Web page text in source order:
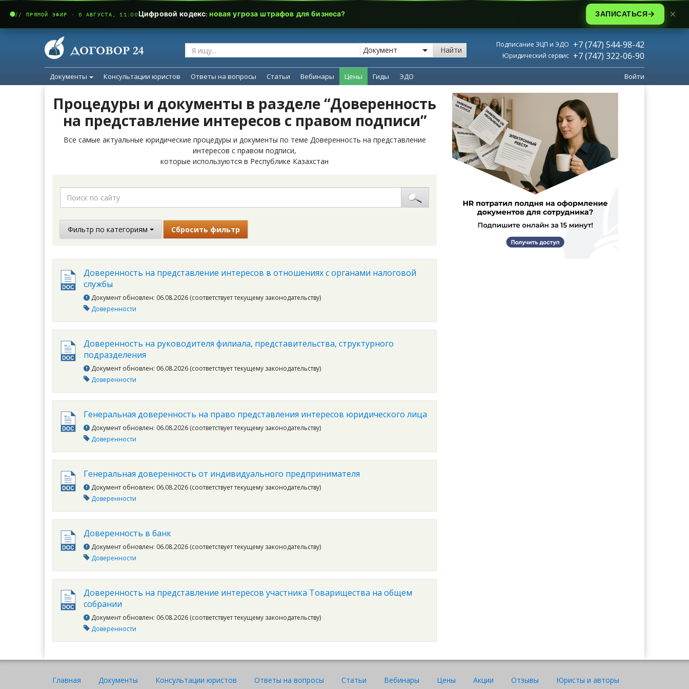
Найти
Подписание ЭЦП и ЭДО +7 (747) 544-98-42
Юридический сервис +7 (747) 322-06-90
Документы Консультации юристов Ответы на вопросы Статьи Вебинары Цены Гиды ЭДО Войти
Процедуры и документы в разделе “Доверенность
на представление интересов с правом подписи”
Все самые актуальные юридические процедуры и документы по теме Доверенность на представление
интересов с правом подписи,
которые используются в Республике Казахстан
Фильтр по категориям Сбросить фильтр
Доверенность на представление интересов в отношениях с органами налоговой
службы
Документ обновлен: 06.08.2026 (соответствует текущему законодательству)
Доверенности
Доверенность на руководителя филиала, представительства, структурного
подразделения
Документ обновлен: 06.08.2026 (соответствует текущему законодательству)
Доверенности
Генеральная доверенность на право представления интересов юридического лица
Документ обновлен: 06.08.2026 (соответствует текущему законодательству)
Доверенности
Генеральная доверенность от индивидуального предпринимателя
Документ обновлен: 06.08.2026 (соответствует текущему законодательству)
Доверенности
Доверенность в банк
Документ обновлен: 06.08.2026 (соответствует текущему законодательству)
Доверенности
Доверенность на представление интересов участника Товарищества на общем
собрании
Документ обновлен: 06.08.2026 (соответствует текущему законодательству)
Доверенности
Главная Документы Консультации юристов Ответы на вопросы Статьи Вебинары Цены Акции Отзывы Юристы и авторы
// ПРЯМОЙ ЭФИР · 6 АВГУСТА, 11:00Цифровой кодекс:новая угроза штрафов для бизнеса? ЗАПИСАТЬСЯ